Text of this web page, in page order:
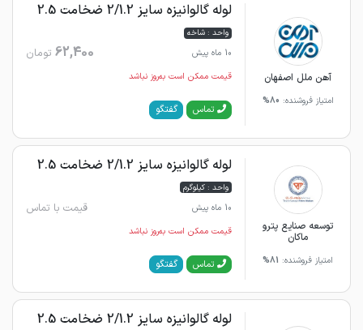
آهن ملل اصفهان
امتیاز فروشنده: 80%
لوله گالوانیزه سایز 2/1.2 ضخامت 2.5
واحد : شاخه
10 ماه پیش
62,400 تومان
قیمت ممکن است به‌روز نباشد
تماس گفتگو
توسعه صنایع پترو
ماکان
امتیاز فروشنده: 81%
لوله گالوانیزه سایز 2/1.2 ضخامت 2.5
واحد : کیلوگرم
10 ماه پیش
قیمت با تماس
قیمت ممکن است به‌روز نباشد
تماس گفتگو
لوله گالوانیزه سایز 2/1.2 ضخامت 2.5